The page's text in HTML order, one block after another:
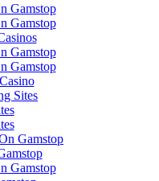
Gamstop
Gamstop
Gamstop
Gamstop
Sites
Gamstop
Gamstop